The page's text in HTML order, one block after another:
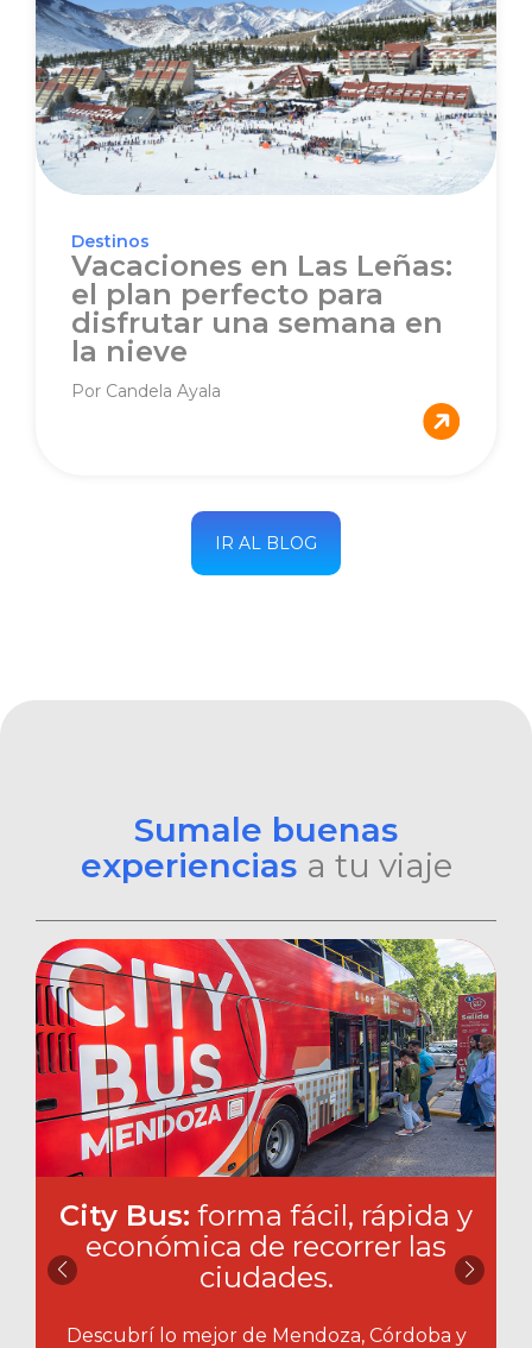
Destinos
Vacaciones en Las Leñas:
el plan perfecto para
disfrutar una semana en
la nieve
Por Candela Ayala
IR AL BLOG
Sumale buenas
experiencias a tu viaje
City Bus: forma fácil, rápida y
económica de recorrer las
ciudades.​
Descubrí lo mejor de Mendoza, Córdoba y